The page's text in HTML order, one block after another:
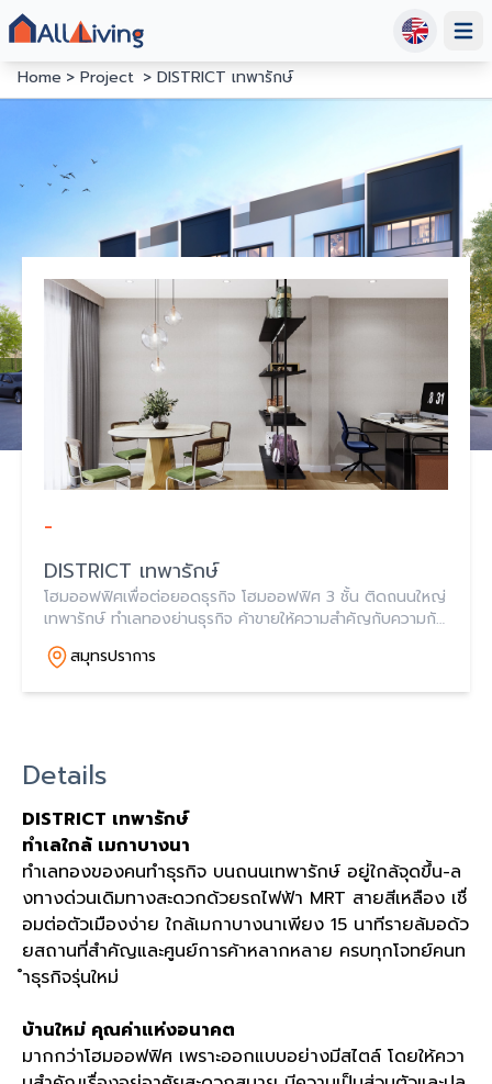
Home
Project DISTRICT เทพารักษ์
-
DISTRICT เทพารักษ์
โฮมออฟฟิศเพื่อต่อยอดธุรกิจ โฮมออฟฟิศ 3 ชั้น ติดถนนใหญ่
เทพารักษ์ ทำเลทองย่านธุรกิจ ค้าขายให้ความสำคัญกับความกับ
ความสะดวกสบาย ของผู้อยู่อาศัย ครบครันสิ่งอำนวยความ
สะดวก พื้นที่ส่วนกลางในบ้านขนาดใหญ๋
สมุทรปราการ
Details
DISTRICT เทพารักษ์
ทำเลใกล้ เมกาบางนา
ทำเลทองของคนทำธุรกิจ บนถนนเทพารักษ์ อยู่ใกล้จุดขึ้น-ล
งทางด่วนเดิมทางสะดวกด้วยรถไฟฟ้า MRT สายสีเหลือง เชื่
อมต่อตัวเมืองง่าย ใกล้เมกาบางนาเพียง 15 นาทีรายล้มอด้ว
ยสถานที่สำคัญและศูนย์การค้าหลากหลาย ครบทุกโจทย์คนท
ำธุรกิจรุ่นใหม่
บ้านใหม่ คุณค่าแห่งอนาคต
มากกว่าโฮมออฟฟิศ เพราะออกแบบอย่างมีสไตล์ โดยให้ควา